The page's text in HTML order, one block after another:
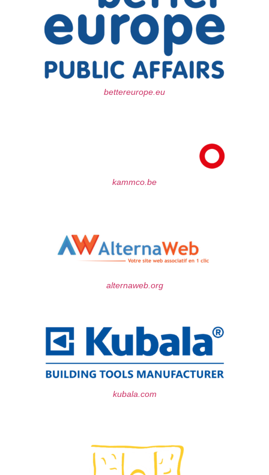
bettereurope.eu
kammco.be
alternaweb.org
kubala.com